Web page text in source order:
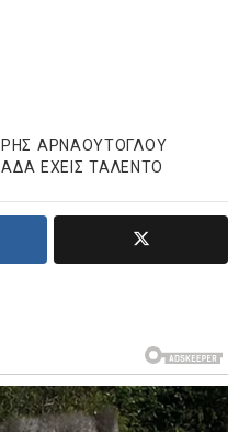
ΑΡΝΑΟΎΤΟΓΛΟΥ
ΈΧΕΙΣ ΤΑΛΈΝΤΟ